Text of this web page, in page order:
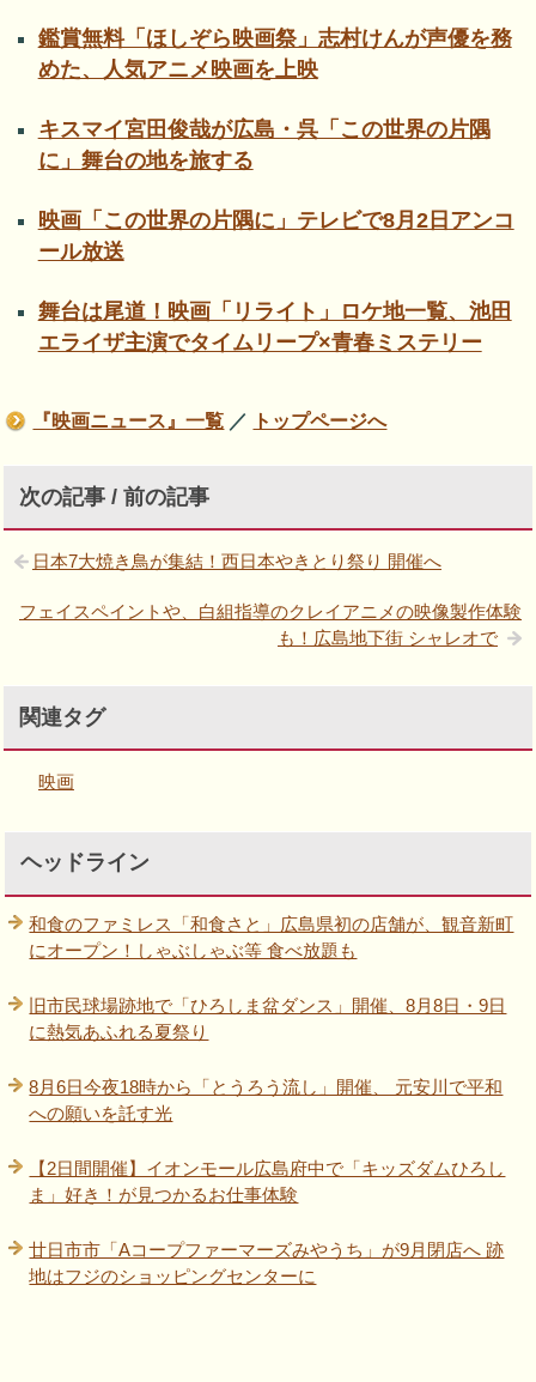
鑑賞無料「ほしぞら映画祭」志村けんが声優を務
めた、人気アニメ映画を上映
キスマイ宮田俊哉が広島・呉「この世界の片隅
に」舞台の地を旅する
映画「この世界の片隅に」テレビで8月2日アンコ
ール放送
舞台は尾道！映画「リライト」ロケ地一覧、池田
エライザ主演でタイムリープ×青春ミステリー
『映画ニュース』一覧 ／ トップページへ
次の記事 / 前の記事
日本7大焼き鳥が集結！西日本やきとり祭り 開催へ
フェイスペイントや、白組指導のクレイアニメの映像製作体験
も！広島地下街 シャレオで
関連タグ
映画
ヘッドライン
和食のファミレス「和食さと」広島県初の店舗が、観音新町
にオープン！しゃぶしゃぶ等 食べ放題も
旧市民球場跡地で「ひろしま盆ダンス」開催、8月8日・9日
に熱気あふれる夏祭り
8月6日今夜18時から「とうろう流し」開催、 元安川で平和
への願いを託す光
【2日間開催】イオンモール広島府中で「キッズダムひろし
ま」好き！が見つかるお仕事体験
廿日市市「Aコープファーマーズみやうち」が9月閉店へ 跡
地はフジのショッピングセンターに